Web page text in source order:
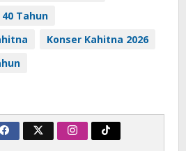
Tahun
Konser Kahitna 2026